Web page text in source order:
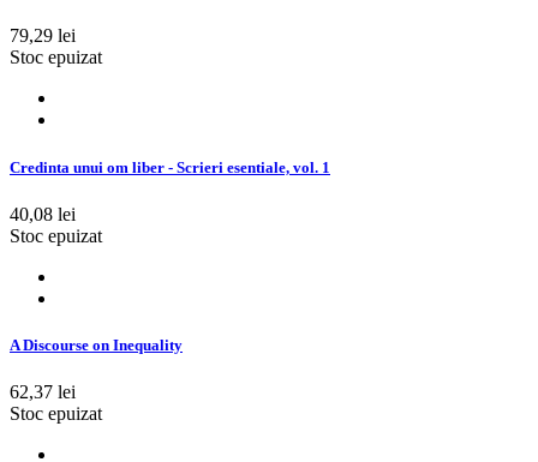
79,29 lei
Stoc epuizat
Credinta unui om liber - Scrieri esentiale, vol. 1
40,08 lei
Stoc epuizat
A Discourse on Inequality
62,37 lei
Stoc epuizat